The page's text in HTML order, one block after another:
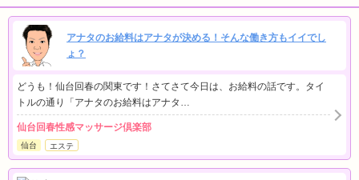
アナタのお給料はアナタが決める！そんな働き方もイイでし
ょ？
どうも！仙台回春の関東です！さてさて今日は、お給料の話です。タイ
トルの通り「アナタのお給料はアナタ…
仙台回春性感マッサージ倶楽部
仙台 エステ